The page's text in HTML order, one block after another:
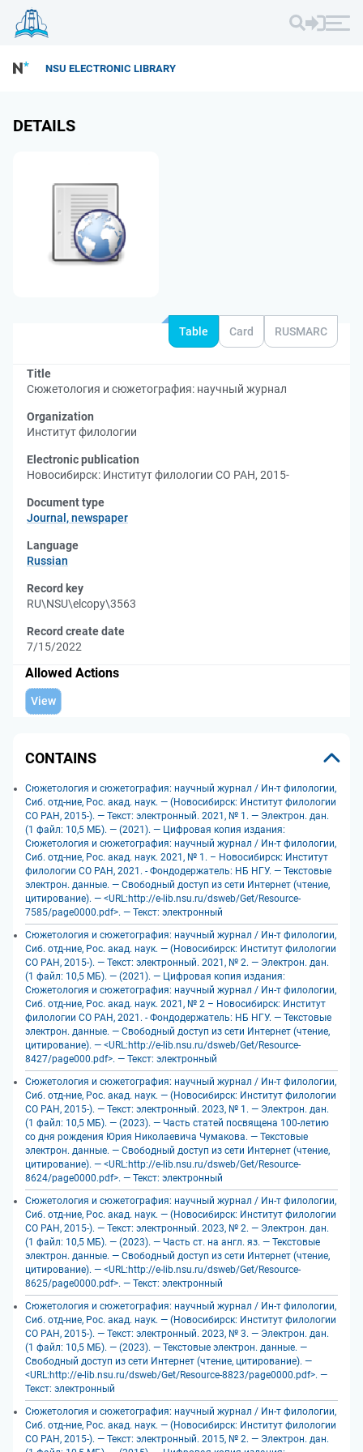
NSU ELECTRONIC LIBRARY
DETAILS
Table Card RUSMARC
Title
Сюжетология и сюжетография: научный журнал
Organization
Институт филологии
Electronic publication
Новосибирск: Институт филологии СО РАН, 2015-
Document type
Journal, newspaper
Language
Russian
Record key
RU\NSU\elcopy\3563
Record create date
7/15/2022
Allowed Actions
View
CONTAINS
Сюжетология и сюжетография: научный журнал / Ин-т филологии,
Сиб. отд-ние, Рос. акад. наук. — (Новосибирск: Институт филологии
СО РАН, 2015-). — Текст: электронный. 2021, № 1. — Электрон. дан.
(1 файл: 10,5 МБ). — (2021). — Цифровая копия издания:
Сюжетология и сюжетография: научный журнал / Ин-т филологии,
Сиб. отд-ние, Рос. акад. наук. 2021, № 1. – Новосибирск: Институт
филологии СО РАН, 2021. - Фондодержатель: НБ НГУ. — Текстовые
электрон. данные. — Свободный доступ из сети Интернет (чтение,
цитирование). — <URL:http://e-lib.nsu.ru/dsweb/Get/Resource-
7585/page0000.pdf>. — Текст: электронный
Сюжетология и сюжетография: научный журнал / Ин-т филологии,
Сиб. отд-ние, Рос. акад. наук. — (Новосибирск: Институт филологии
СО РАН, 2015-). — Текст: электронный. 2021, № 2. — Электрон. дан.
(1 файл: 10,5 МБ). — (2021). — Цифровая копия издания:
Сюжетология и сюжетография: научный журнал / Ин-т филологии,
Сиб. отд-ние, Рос. акад. наук. 2021, № 2 – Новосибирск: Институт
филологии СО РАН, 2021. - Фондодержатель: НБ НГУ. — Текстовые
электрон. данные. — Свободный доступ из сети Интернет (чтение,
цитирование). — <URL:http://e-lib.nsu.ru/dsweb/Get/Resource-
8427/page000.pdf>. — Текст: электронный
Сюжетология и сюжетография: научный журнал / Ин-т филологии,
Сиб. отд-ние, Рос. акад. наук. — (Новосибирск: Институт филологии
СО РАН, 2015-). — Текст: электронный. 2023, № 1. — Электрон. дан.
(1 файл: 10,5 МБ). — (2023). — Часть статей посвящена 100-летию
со дня рождения Юрия Николаевича Чумакова. — Текстовые
электрон. данные. — Свободный доступ из сети Интернет (чтение,
цитирование). — <URL:http://e-lib.nsu.ru/dsweb/Get/Resource-
8624/page0000.pdf>. — Текст: электронный
Сюжетология и сюжетография: научный журнал / Ин-т филологии,
Сиб. отд-ние, Рос. акад. наук. — (Новосибирск: Институт филологии
СО РАН, 2015-). — Текст: электронный. 2023, № 2. — Электрон. дан.
(1 файл: 10,5 МБ). — (2023). — Часть ст. на англ. яз. — Текстовые
электрон. данные. — Свободный доступ из сети Интернет (чтение,
цитирование). — <URL:http://e-lib.nsu.ru/dsweb/Get/Resource-
8625/page0000.pdf>. — Текст: электронный
Сюжетология и сюжетография: научный журнал / Ин-т филологии,
Сиб. отд-ние, Рос. акад. наук. — (Новосибирск: Институт филологии
СО РАН, 2015-). — Текст: электронный. 2023, № 3. — Электрон. дан.
(1 файл: 10,5 МБ). — (2023). — Текстовые электрон. данные. —
Свободный доступ из сети Интернет (чтение, цитирование). —
<URL:http://e-lib.nsu.ru/dsweb/Get/Resource-8823/page0000.pdf>. —
Текст: электронный
Сюжетология и сюжетография: научный журнал / Ин-т филологии,
Сиб. отд-ние, Рос. акад. наук. — (Новосибирск: Институт филологии
СО РАН, 2015-). — Текст: электронный. 2015, № 2. — Электрон. дан.